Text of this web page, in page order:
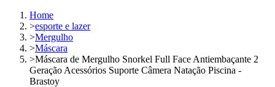
Home
>esporte e lazer
>Mergulho
>Máscara
>Máscara de Mergulho Snorkel Full Face Antiembaçante 2
Geração Acessórios Suporte Câmera Natação Piscina -
Brastoy